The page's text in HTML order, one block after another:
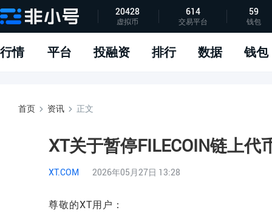
APP下载
指标说明
问题反馈
20428
虚拟币
614
交易平台
59
钱包
行情 平台 投融资 排行 数据 钱包
首页 资讯 正文
XT关于暂停FILECOIN链上代
XT.COM 2026年05月27日 13:28
尊敬的XT用户：